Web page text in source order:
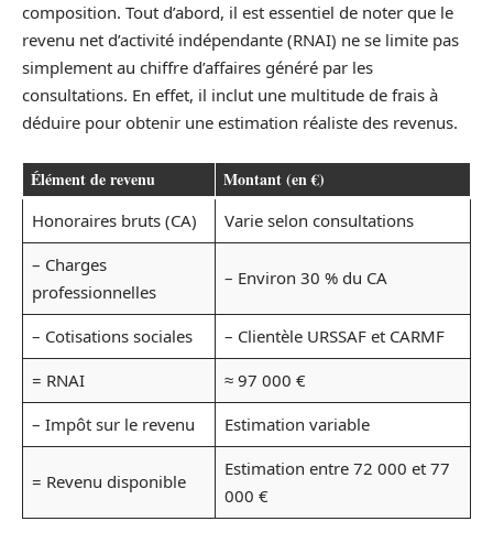
composition. Tout d’abord, il est essentiel de noter que le
revenu net d’activité indépendante (RNAI) ne se limite pas
simplement au chiffre d’affaires généré par les
consultations. En effet, il inclut une multitude de frais à
déduire pour obtenir une estimation réaliste des revenus.
Élément de revenu Montant (en €)
Honoraires bruts (CA)
Varie selon consultations
– Charges
professionnelles
– Environ 30 % du CA
– Cotisations sociales
– Clientèle URSSAF et CARMF
= RNAI
≈ 97 000 €
– Impôt sur le revenu
Estimation variable
= Revenu disponible
Estimation entre 72 000 et 77
000 €